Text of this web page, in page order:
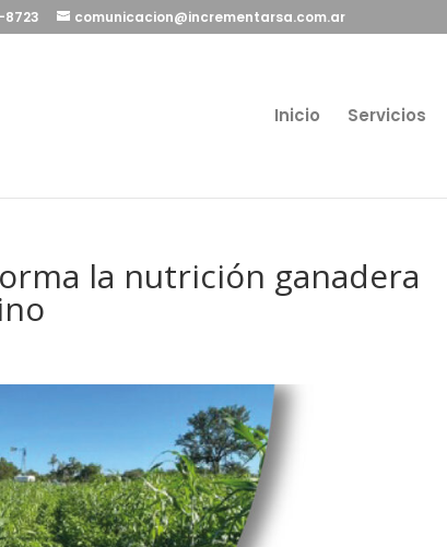
8723 comunicacion@incrementarsa.com.ar
Inicio Servicios
la nutrición ganadera